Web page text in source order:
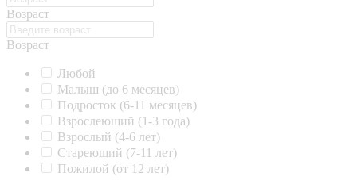
Возраст
Возраст
Любой
Малыш (до 6 месяцев)
Подросток (6-11 месяцев)
Взрослеющий (1-3 года)
Взрослый (4-6 лет)
Стареющий (7-11 лет)
Пожилой (от 12 лет)